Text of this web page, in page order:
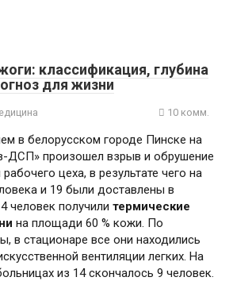
классификация, глубина
для жизни
10 комм.
в белорусском городе Пинске на
ДСП» произошел взрыв и обрушение
цеха, в результате чего на
и 19 были доставлены в
человек получили термические
на площади 60 % кожи. По
в стационаре все они находились
вентиляции легких. На
из 14 скончалось 9 человек.